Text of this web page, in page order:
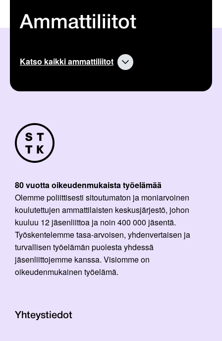
Ammattiliitot
Katso kaikki ammattiliitot
80 vuotta oikeudenmukaista työelämää
Olemme poliittisesti sitoutumaton ja moniarvoinen
koulutettujen ammattilaisten keskusjärjestö, johon
kuuluu 12 jäsenliittoa ja noin 400 000 jäsentä.
Työskentelemme tasa-arvoisen, yhdenvertaisen ja
turvallisen työelämän puolesta yhdessä
jäsenliittojemme kanssa. Visiomme on
oikeudenmukainen työelämä.
Yhteystiedot